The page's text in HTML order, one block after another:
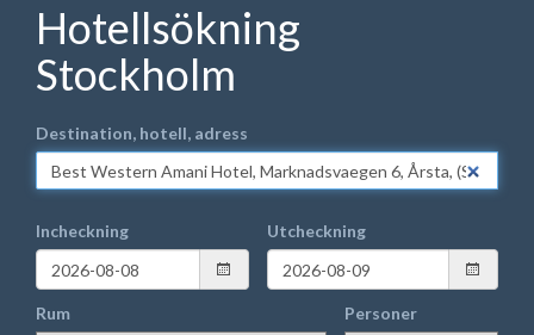
Hotellsökning
Stockholm
Destination, hotell, adress
Incheckning Utcheckning
Rum Personer